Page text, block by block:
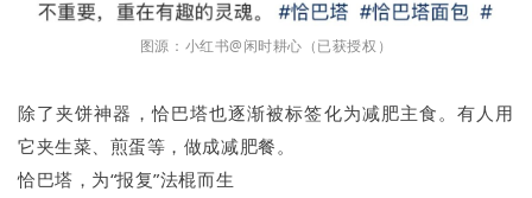
图源：小红书@闲时耕心（已获授权）
除了夹饼神器，恰巴塔也逐渐被标签化为减肥主食。有人用
它夹生菜、煎蛋等，做成减肥餐。
恰巴塔，为“报复”法棍而生